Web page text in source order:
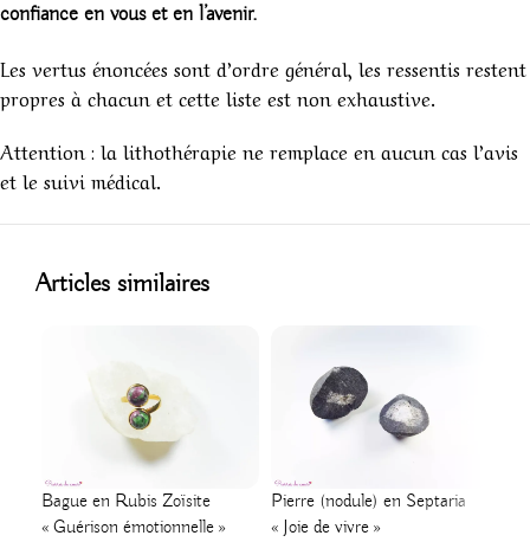
confiance en vous et en l’avenir.
Les vertus énoncées sont d’ordre général, les ressentis restent
propres à chacun et cette liste est non exhaustive.
Attention : la lithothérapie ne remplace en aucun cas l’avis
et le suivi médical.
Articles similaires
Bague en Rubis Zoïsite
« Guérison émotionnelle »
Pierre (nodule) en Septaria
« Joie de vivre »